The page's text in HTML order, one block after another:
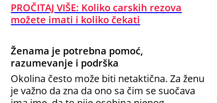
PROČITAJ VIŠE: Koliko carskih rezova
možete imati i koliko čekati
Ženama je potrebna pomoć,
razumevanje i podrška
Okolina često može biti netaktična. Za ženu
je važno da zna da ono sa čim se suočava